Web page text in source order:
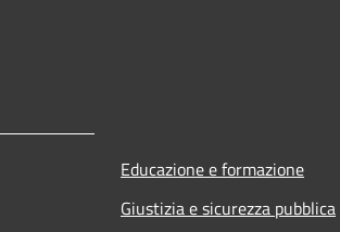
Educazione e formazione
Giustizia e sicurezza pubblica